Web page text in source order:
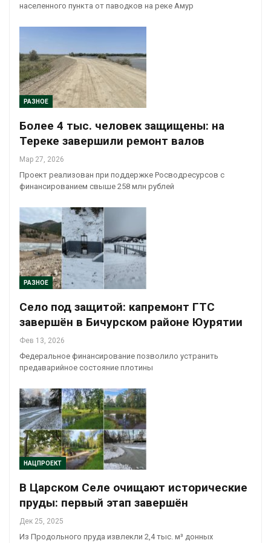
населенного пункта от паводков на реке Амур
РАЗНОЕ
Более 4 тыс. человек защищены: на
Тереке завершили ремонт валов
Мар 27, 2026
Проект реализован при поддержке Росводресурсов с
финансированием свыше 258 млн рублей
РАЗНОЕ
Село под защитой: капремонт ГТС
завершён в Бичурском районе Юурятии
Фев 13, 2026
Федеральное финансирование позволило устранить
предаварийное состояние плотины
НАЦПРОЕКТ
В Царском Селе очищают исторические
пруды: первый этап завершён
Дек 25, 2025
Из Продольного пруда извлекли 2,4 тыс. м³ донных